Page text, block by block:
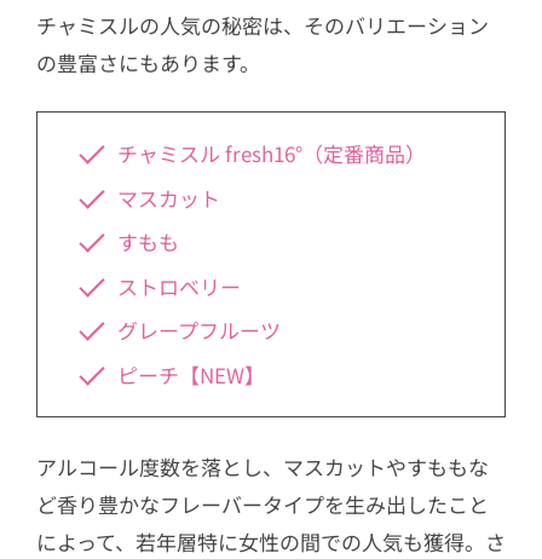
チャミスルの人気の秘密は、そのバリエーション
の豊富さにもあります。
チャミスル fresh16°（定番商品）
マスカット
すもも
ストロベリー
グレープフルーツ
ピーチ【NEW】
アルコール度数を落とし、マスカットやすももな
ど香り豊かなフレーバータイプを生み出したこと
によって、若年層特に女性の間での人気も獲得。さ